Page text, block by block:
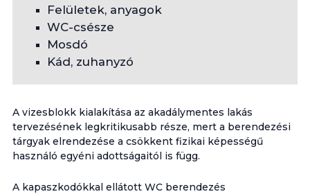
Felületek, anyagok
WC-csésze
Mosdó
Kád, zuhanyzó
A vizesblokk kialakítása az akadálymentes lakás
tervezésének legkritikusabb része, mert a berendezési
tárgyak elrendezése a csökkent fizikai képességű
használó egyéni adottságaitól is függ.
A kapaszkodókkal ellátott WC berendezés